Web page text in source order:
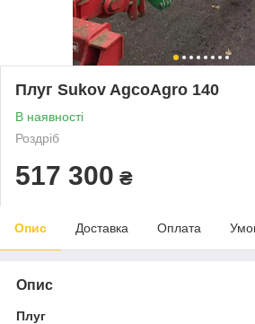
Плуг Sukov AgcoAgro 140
В наявності
Роздріб
517 300 ₴
Опис Доставка Оплата
Опис
Плуг